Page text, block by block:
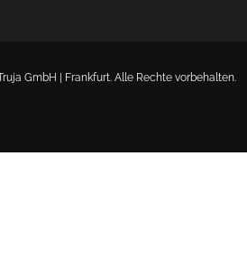
GmbH | Frankfurt. Alle Rechte vorbehalten.